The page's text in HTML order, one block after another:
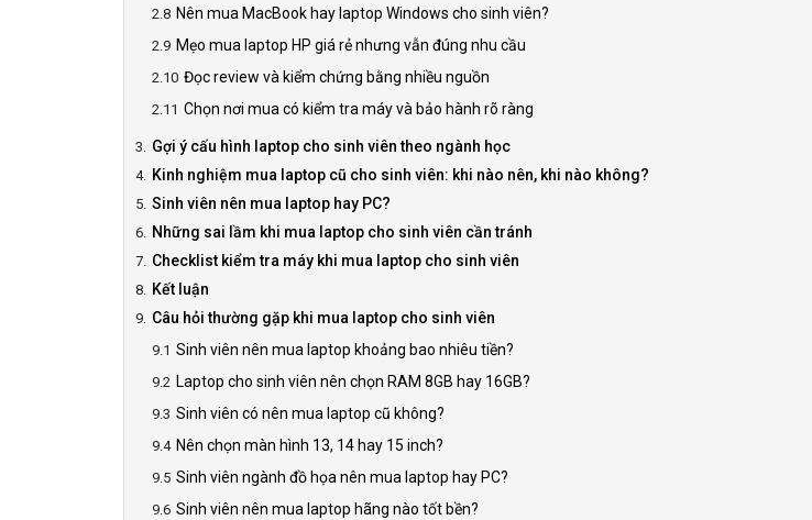
Nên mua MacBook hay laptop Windows cho sinh viên?
Mẹo mua laptop HP giá rẻ nhưng vẫn đúng nhu cầu
Đọc review và kiểm chứng bằng nhiều nguồn
Chọn nơi mua có kiểm tra máy và bảo hành rõ ràng
Gợi ý cấu hình laptop cho sinh viên theo ngành học
Kinh nghiệm mua laptop cũ cho sinh viên: khi nào nên, khi nào không?
Sinh viên nên mua laptop hay PC?
Những sai lầm khi mua laptop cho sinh viên cần tránh
Checklist kiểm tra máy khi mua laptop cho sinh viên
Kết luận
Câu hỏi thường gặp khi mua laptop cho sinh viên
Sinh viên nên mua laptop khoảng bao nhiêu tiền?
Laptop cho sinh viên nên chọn RAM 8GB hay 16GB?
Sinh viên có nên mua laptop cũ không?
Nên chọn màn hình 13, 14 hay 15 inch?
Sinh viên ngành đồ họa nên mua laptop hay PC?
Sinh viên nên mua laptop hãng nào tốt bền?